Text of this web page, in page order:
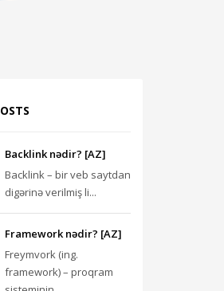
Backlink nədir? [AZ]
Backlink – bir veb saytdan
digərinə verilmiş li...
Framework nədir? [AZ]
Freymvork (ing.
framework) – proqram